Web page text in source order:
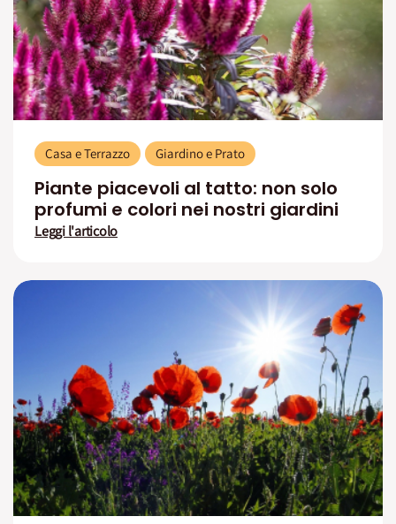
Casa e Terrazzo Giardino e Prato
Piante piacevoli al tatto: non solo
profumi e colori nei nostri giardini
Leggi l'articolo